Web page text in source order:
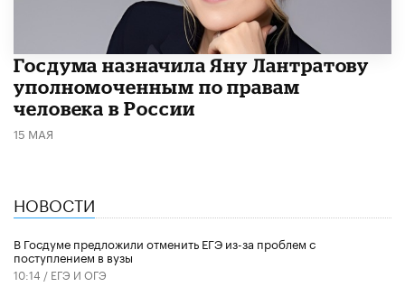
Госдума назначила Яну Лантратову
уполномоченным по правам
человека в России
15 МАЯ
НОВОСТИ
В Госдуме предложили отменить ЕГЭ из-за проблем с
поступлением в вузы
10:14 / ЕГЭ И ОГЭ